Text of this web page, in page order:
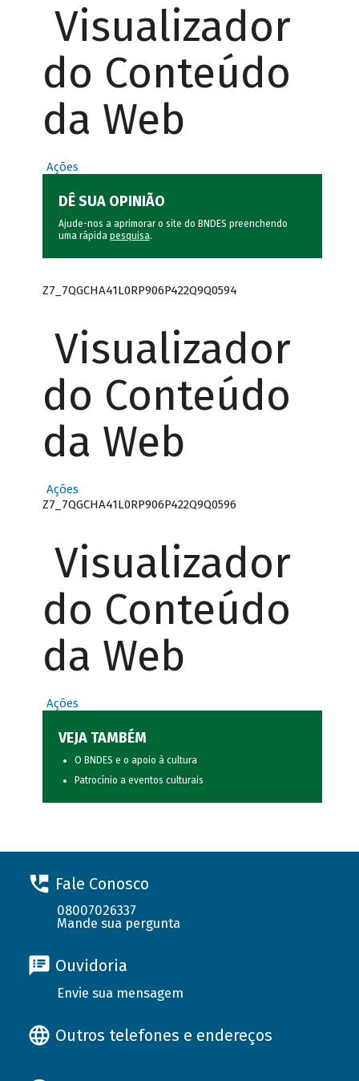
Visualizador
do Conteúdo
da Web
Ações
DÊ SUA OPINIÃO
Ajude-nos a aprimorar o site do BNDES preenchendo
uma rápida pesquisa.
Z7_7QGCHA41L0RP906P422Q9Q0594
Visualizador
do Conteúdo
da Web
Ações
Z7_7QGCHA41L0RP906P422Q9Q0596
Visualizador
do Conteúdo
da Web
Ações
VEJA TAMBÉM
O BNDES e o apoio à cultura
Patrocínio a eventos culturais
Fale Conosco
08007026337
Mande sua pergunta
Ouvidoria
Envie sua mensagem
Outros telefones e endereços